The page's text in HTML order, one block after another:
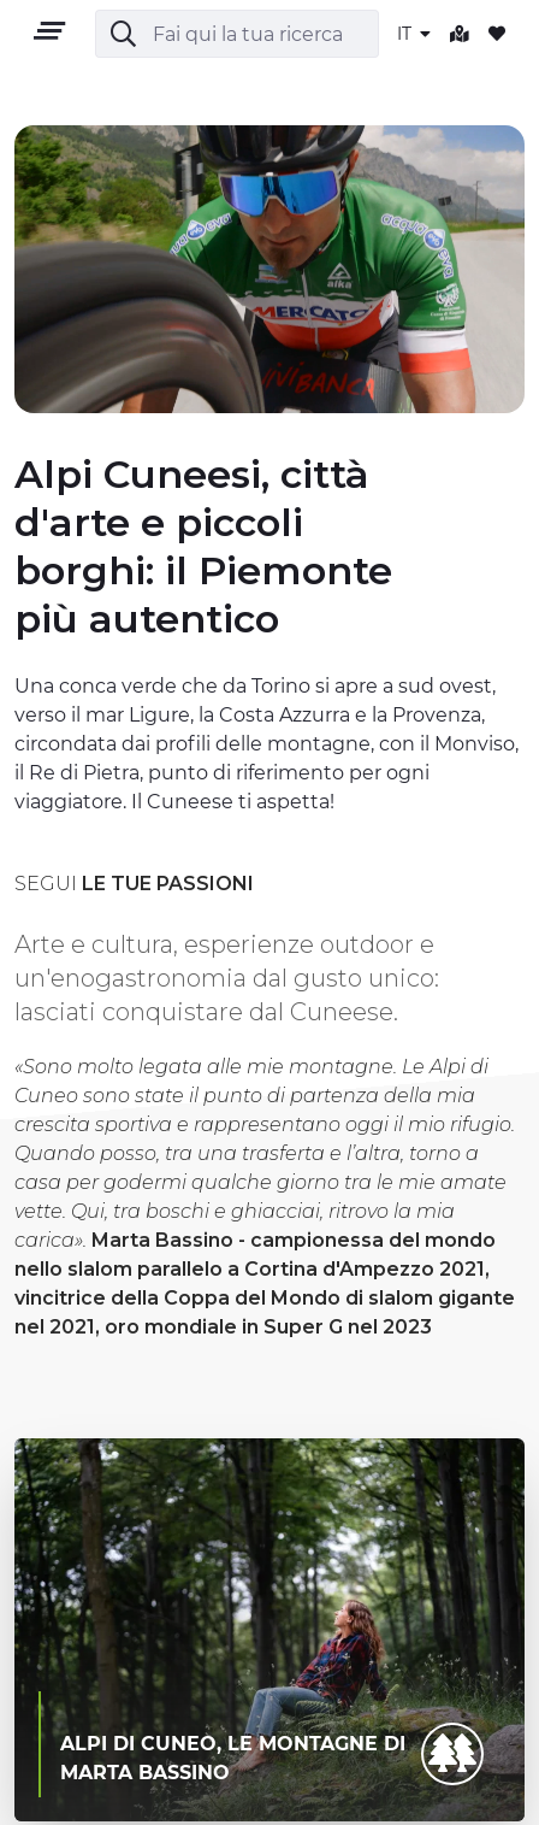
IT
TERRITORIO
OUTDOOR
CULTURA
NATURA E BENESSERE
ESPERIENZE
EVENTI
OFFERTE
ACCOGLIENZA
Alpi Cuneesi, città
d'arte e piccoli
borghi: il Piemonte
più autentico
Una conca verde che da Torino si apre a sud ovest,
verso il mar Ligure, la Costa Azzurra e la Provenza,
circondata dai profili delle montagne, con il Monviso,
il Re di Pietra, punto di riferimento per ogni
viaggiatore. Il Cuneese ti aspetta!
SEGUI LE TUE PASSIONI
Arte e cultura, esperienze outdoor e
un'enogastronomia dal gusto unico:
lasciati conquistare dal Cuneese.
«Sono molto legata alle mie montagne. Le Alpi di
Cuneo sono state il punto di partenza della mia
crescita sportiva e rappresentano oggi il mio rifugio.
Quando posso, tra una trasferta e l’altra, torno a
casa per godermi qualche giorno tra le mie amate
vette. Qui, tra boschi e ghiacciai, ritrovo la mia
carica». Marta Bassino - campionessa del mondo
nello slalom parallelo a Cortina d'Ampezzo 2021,
vincitrice della Coppa del Mondo di slalom gigante
nel 2021, oro mondiale in Super G nel 2023
ALPI DI CUNEO, LE MONTAGNE DI
MARTA BASSINO